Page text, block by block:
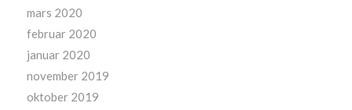
mars 2020
februar 2020
januar 2020
november 2019
oktober 2019